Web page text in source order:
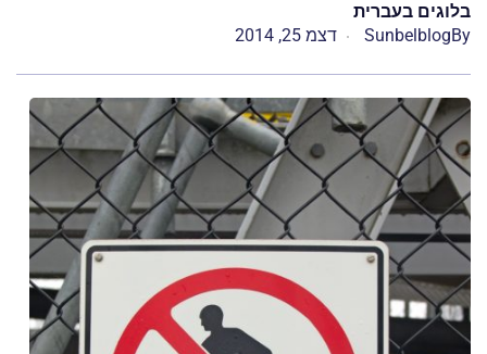
בלוגים בעברית
By
Sunbelblog דצמ 25, 2014